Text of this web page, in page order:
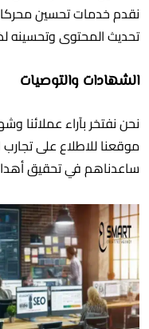
نقدم خدمات تحسين
تحديث المحتوى وتحسينه
الشهادات والتوصيات
نحن نفتخر بآراء عملائنا
موقعنا للاطلاع على
ساعدناهم في تحقيق